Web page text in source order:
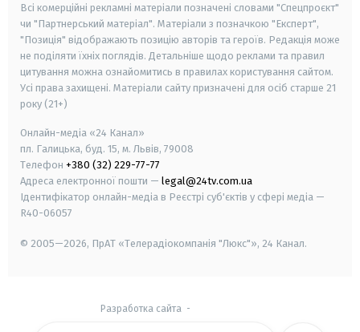
Всі комерційні рекламні матеріали позначені словами "Спецпроєкт"
чи "Партнерський матеріал". Матеріали з позначкою "Експерт",
"Позиція" відображають позицію авторів та героїв. Редакція може
не поділяти їхніх поглядів. Детальніше щодо реклами та правил
цитування можна ознайомитись в правилах користування сайтом.
Усі права захищені. Матеріали сайту призначені для осіб старше 21
року (21+)
Онлайн-медіа «24 Канал»
пл. Галицька, буд. 15, м. Львів, 79008
Телефон +380 (32) 229-77-77
Адреса електронної пошти — legal@24tv.com.ua
Ідентифікатор онлайн-медіа в Реєстрі суб'єктів у сфері медіа —
R40-06057
© 2005—2026, ПрАТ «Телерадіокомпанія "Люкс"», 24 Канал.
Разработка сайта -